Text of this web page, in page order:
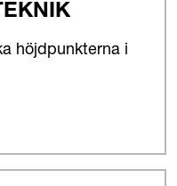
höjdpunkterna i